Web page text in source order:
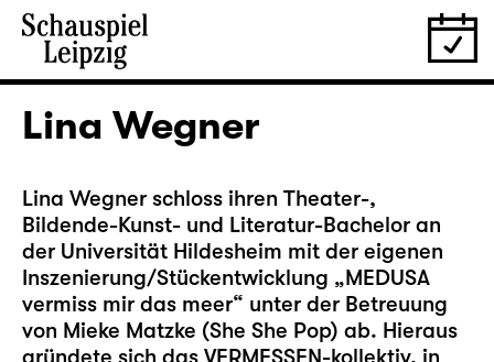
Lina Wegner
Lina Wegner schloss ihren Theater-,
Bildende-Kunst- und Literatur-Bachelor an
der Universität Hildesheim mit der eigenen
Inszenierung/Stückentwicklung „MEDUSA
vermiss mir das meer“ unter der Betreuung
von Mieke Matzke (She She Pop) ab. Hieraus